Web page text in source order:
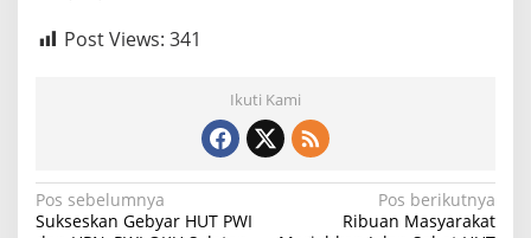
Post Views: 341
Ikuti Kami
N
Pos sebelumnya
Sukseskan Gebyar HUT PWI
Pos berikutnya
Ribuan Masyarakat